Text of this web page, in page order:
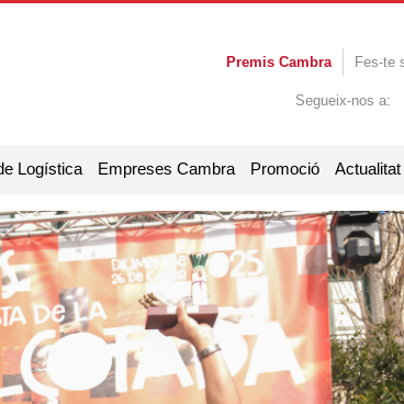
Premis Cambra Fes-te
Segueix-nos a:
Logística Empreses Cambra Promoció Actualitat